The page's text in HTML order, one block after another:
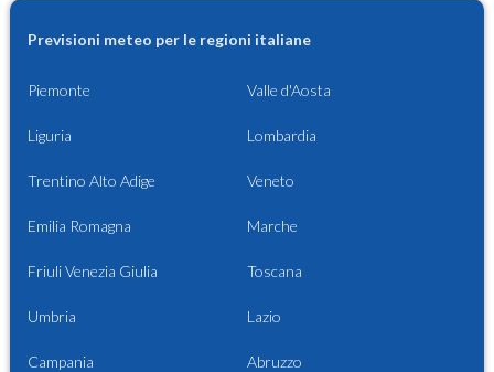
Previsioni meteo per le regioni italiane
Piemonte Valle d'Aosta
Liguria Lombardia
Trentino Alto Adige Veneto
Emilia Romagna Marche
Friuli Venezia Giulia Toscana
Umbria Lazio
Campania Abruzzo